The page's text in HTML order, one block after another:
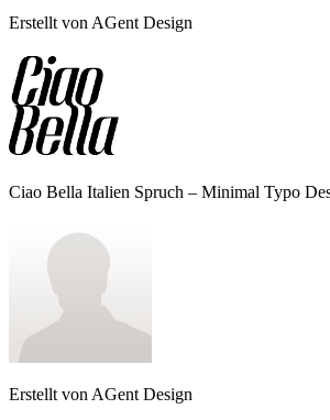
Erstellt von AGent Design
Ciao Bella Italien Spruch – Minimal Typo
Erstellt von AGent Design